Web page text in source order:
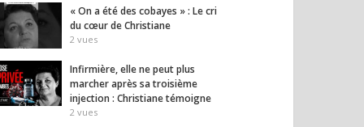
« On a été des cobayes » : Le cri
du cœur de Christiane
2 vues
Infirmière, elle ne peut plus
marcher après sa troisième
injection : Christiane témoigne
2 vues